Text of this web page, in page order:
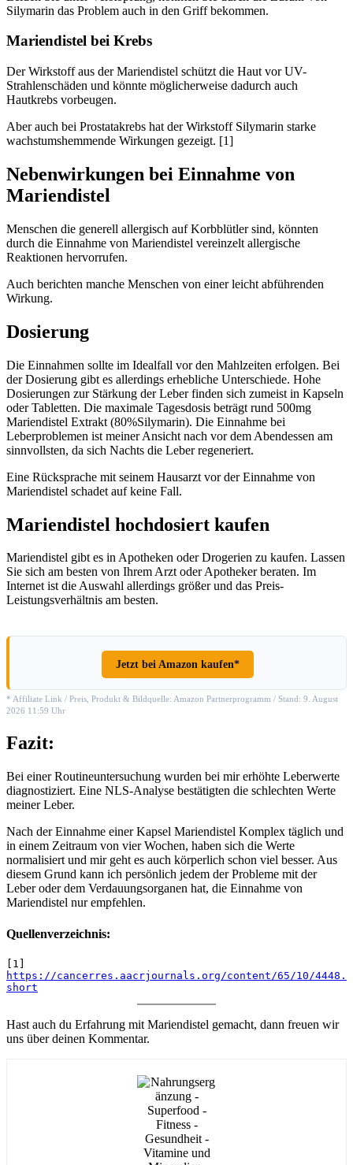
Silymarin das Problem auch in den Griff bekommen.
Mariendistel bei Krebs
Der Wirkstoff aus der Mariendistel schützt die Haut vor UV-
Strahlenschäden und könnte möglicherweise dadurch auch
Hautkrebs vorbeugen.
Aber auch bei Prostatakrebs hat der Wirkstoff Silymarin starke
wachstumshemmende Wirkungen gezeigt. [1]
Nebenwirkungen bei Einnahme von
Mariendistel
Menschen die generell allergisch auf Korbblütler sind, könnten
durch die Einnahme von Mariendistel vereinzelt allergische
Reaktionen hervorrufen.
Auch berichten manche Menschen von einer leicht abführenden
Wirkung.
Dosierung
Die Einnahmen sollte im Idealfall vor den Mahlzeiten erfolgen. Bei
der Dosierung gibt es allerdings erhebliche Unterschiede. Hohe
Dosierungen zur Stärkung der Leber finden sich zumeist in Kapseln
oder Tabletten. Die maximale Tagesdosis beträgt rund 500mg
Mariendistel Extrakt (80%Silymarin). Die Einnahme bei
Leberproblemen ist meiner Ansicht nach vor dem Abendessen am
sinnvollsten, da sich Nachts die Leber regeneriert.
Eine Rücksprache mit seinem Hausarzt vor der Einnahme von
Mariendistel schadet auf keine Fall.
Mariendistel hochdosiert kaufen
Mariendistel gibt es in Apotheken oder Drogerien zu kaufen. Lassen
Sie sich am besten von Ihrem Arzt oder Apotheker beraten. Im
Internet ist die Auswahl allerdings größer und das Preis-
Leistungsverhältnis am besten.
Jetzt bei Amazon kaufen*
* Affiliate Link / Preis, Produkt & Bildquelle: Amazon Partnerprogramm / Stand: 9. August
2026 11:59 Uhr
Fazit:
Bei einer Routineuntersuchung wurden bei mir erhöhte Leberwerte
diagnostiziert. Eine NLS-Analyse bestätigten die schlechten Werte
meiner Leber.
Nach der Einnahme einer Kapsel Mariendistel Komplex täglich und
in einem Zeitraum von vier Wochen, haben sich die Werte
normalisiert und mir geht es auch körperlich schon viel besser. Aus
diesem Grund kann ich persönlich jedem der Probleme mit der
Leber oder dem Verdauungsorganen hat, die Einnahme von
Mariendistel nur empfehlen.
Quellenverzeichnis:
https://cancerres.aacrjournals.org/content/65/10/4448.
short
Hast auch du Erfahrung mit Mariendistel gemacht, dann freuen wir
uns über deinen Kommentar.